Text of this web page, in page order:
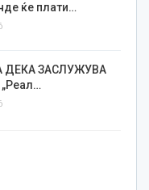
ќе плати…
ДЕКА ЗАСЛУЖУВА